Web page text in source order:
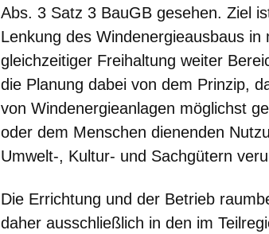
Abs. 3 Satz 3 BauGB gesehen. Ziel
Lenkung des Windenergieausbaus
gleichzeitiger Freihaltung weiter
die Planung dabei von dem Prinzip,
von Windenergieanlagen möglichst
oder dem Menschen dienenden
Umwelt-, Kultur- und Sachgütern
Die Errichtung und der Betrieb
daher ausschließlich in den im